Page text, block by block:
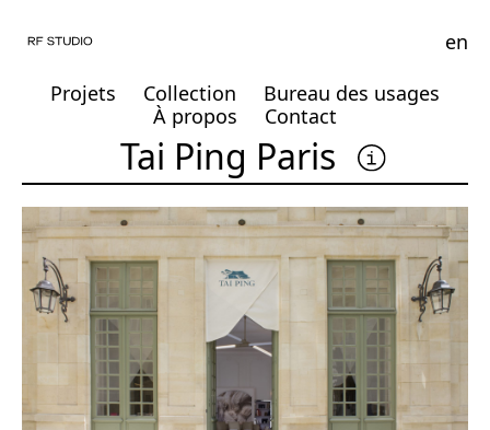
Projets Collection
Bureau des usages
À propos
Contact
en
Tai Ping Paris